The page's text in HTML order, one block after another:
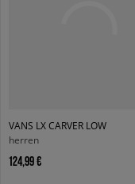
VANS LX CARVER LOW
herren
124,99 €